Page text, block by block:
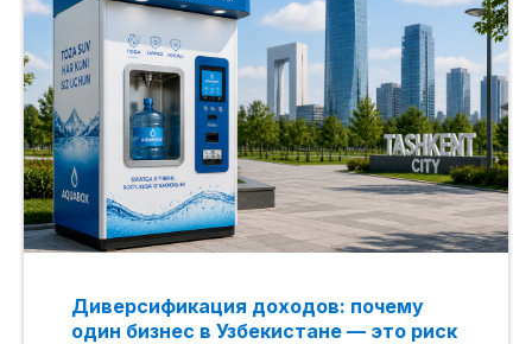
Диверсификация доходов: почему
один бизнес в Узбекистане — это риск